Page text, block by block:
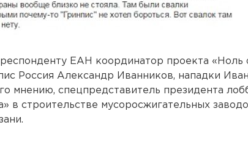
ЕАН координатор проекта «Ноль
Россия Александр Иванников, нападки
мнению, спецпредставитель президента
в строительстве мусоросжигательных